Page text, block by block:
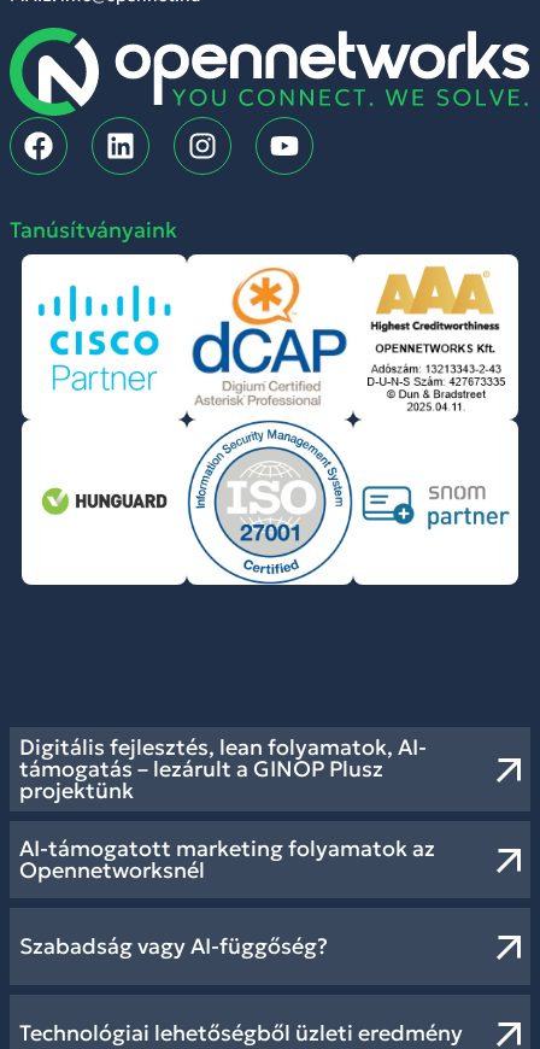
Digitális fejlesztés, lean folyamatok, AI-
támogatás – lezárult a GINOP Plusz
projektünk
AI-támogatott marketing folyamatok az
Opennetworksnél
Szabadság vagy AI-függőség?
Technológiai lehetőségből üzleti eredmény
Tanúsítványaink